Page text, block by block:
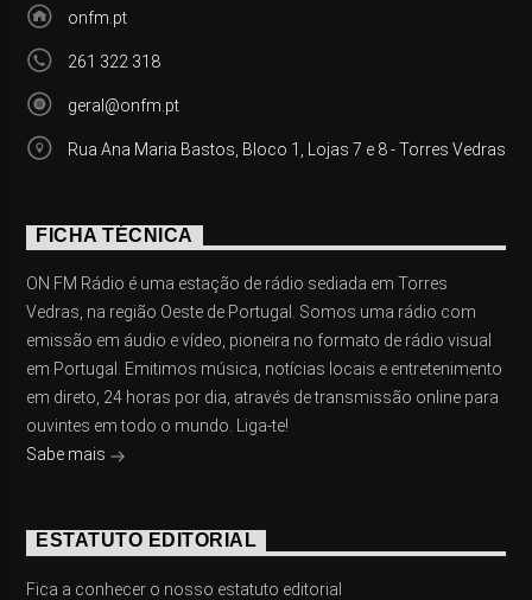
onfm.pt
261 322 318
geral@onfm.pt
Rua Ana Maria Bastos, Bloco 1, Lojas 7 e 8 - Torres Vedras
FICHA TÉCNICA
ON FM Rádio é uma estação de rádio sediada em Torres
Vedras, na região Oeste de Portugal. Somos uma rádio com
emissão em áudio e vídeo, pioneira no formato de rádio visual
em Portugal. Emitimos música, notícias locais e entretenimento
em direto, 24 horas por dia, através de transmissão online para
ouvintes em todo o mundo. Liga-te!
Sabe mais
ESTATUTO EDITORIAL
Fica a conhecer o nosso estatuto editorial